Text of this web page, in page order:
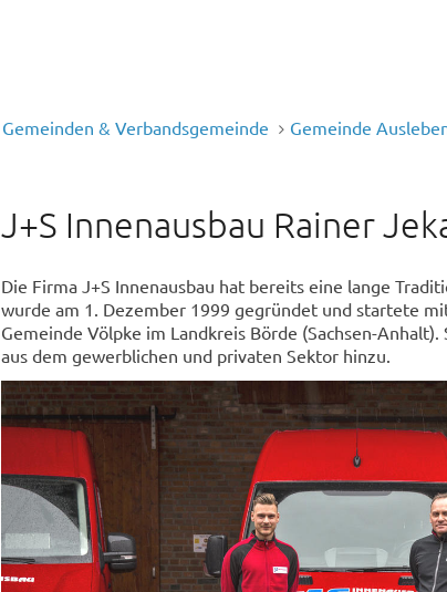
Gemeinden & Verbandsgemeinde Gemeinde
J+S Innenausbau Rainer
Die Firma J+S Innenausbau hat bereits eine lange
wurde am 1. Dezember 1999 gegründet und startete
Gemeinde Völpke im Landkreis Börde (Sachsen-
aus dem gewerblichen und privaten Sektor hinzu.